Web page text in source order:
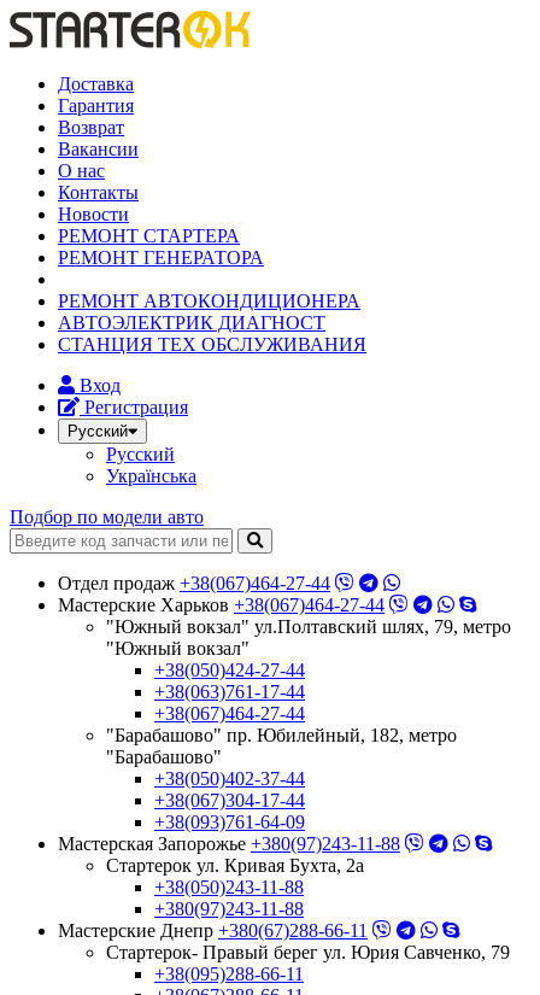
Доставка
Гарантия
Возврат
Вакансии
О нас
Контакты
Новости
РЕМОНТ СТАРТЕРА
РЕМОНТ ГЕНЕРАТОРА
РЕМОНТ АВТОКОНДИЦИОНЕРА
АВТОЭЛЕКТРИК ДИАГНОСТ
СТАНЦИЯ ТЕХ ОБСЛУЖИВАНИЯ
Вход
Регистрация
Русский
Русский
Українська
Подбор по модели авто
Отдел продаж +38(067)464-27-44
Мастерские Харьков +38(067)464-27-44
"Южный вокзал" ул.Полтавский шлях, 79, метро
"Южный вокзал"
+38(050)424-27-44
+38(063)761-17-44
+38(067)464-27-44
"Барабашово" пр. Юбилейный, 182, метро
"Барабашово"
+38(050)402-37-44
+38(067)304-17-44
+38(093)761-64-09
Мастерская Запорожье +380(97)243-11-88
Стартерок ул. Кривая Бухта, 2а
+38(050)243-11-88
+380(97)243-11-88
Мастерские Днепр +380(67)288-66-11
Стартерок- Правый берег ул. Юрия Савченко, 79
+38(095)288-66-11